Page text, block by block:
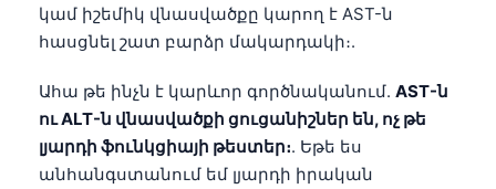
կամ իշեմիկ վնասվածքը կարող է AST-ն
հասցնել շատ բարձր մակարդակի։.
Ահա թե ինչն է կարևոր գործնականում. AST-ն
ու ALT-ն վնասվածքի ցուցանիշներ են, ոչ թե
լյարդի ֆունկցիայի թեստեր։. Եթե ես
անհանգստանում եմ լյարդի իրական